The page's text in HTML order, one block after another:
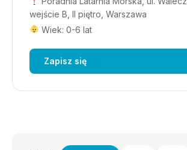
wejście B, II piętro, Warszawa
Wiek: 0-6 lat
Zapisz się